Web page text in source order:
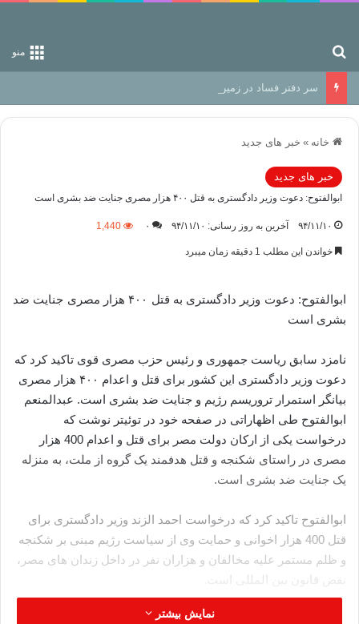
منو
سر دفتر فساد در زمین‌، دوری وکناره‌گیری از راه خداست‌!
خانه » خبر های جدید
خبر های جدید
ابوالفتوح: دعوت وزیر دادگستری به قتل ۴۰۰ هزار مصری جنایت ضد بشری است
۹۴/۱۱/۱۰ آخرین به روز رسانی: ۹۴/۱۱/۱۰ ۰ 1,440
خواندن این مطلب 1 دقیقه زمان میبرد
ابوالفتوح: دعوت وزیر دادگستری به قتل ۴۰۰ هزار مصری جنایت ضد
بشری است
نامزد سابق ریاست جمهوری و رئیس حزب مصری قوی تاکید کرد که
دعوت وزیر دادگستری این کشور برای قتل و اعدام ۴۰۰ هزار مصری
بیانگر استمرار تروریسم رژیم و جنایت ضد بشری است. عبدالمنعم
ابوالفتوح طی اظهاراتی در صفحه خود در توئیتر نوشت که
درخواست یکی از ارکان دولت مصر برای قتل و اعدام 400 هزار
مصری در راستای شکنجه و قتل هدفمند یک گروه از ملت، به منزله
یک جنایت ضد بشری است.
ابوالفتوح تاکید کرد که درخواست احمد الزند وزیر دادگستری برای
قتل 400 هزار اخوانی و حمایت وی از سیاست رژیم مبنی بر شکنجه
و ظلم مستمر علیه مخالفان و هزاران نفر در داخل زندان های مصر،
نقض قانون بین المللی است.
قاضی «احمد الزند» وزیر دادگستری مصر اخیرا در مصاحبه با «احمد
نمایش بیشتر